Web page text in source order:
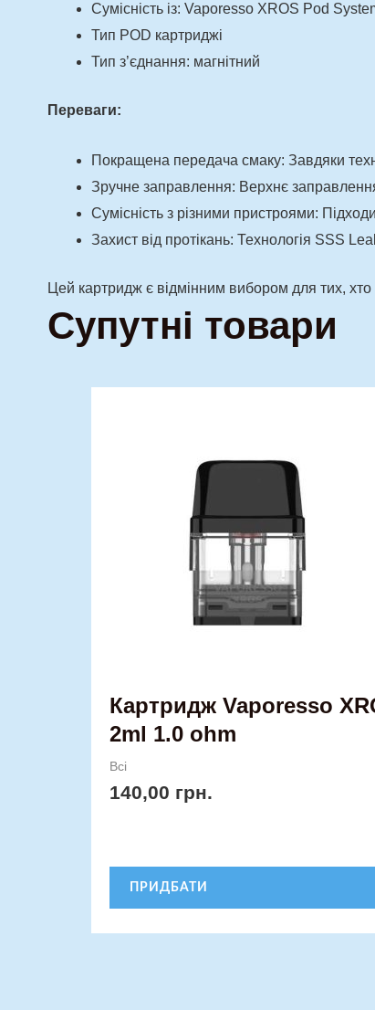
Сумісність із: Vaporesso XROS Pod
Тип POD картриджі
Тип з’єднання: магнітний
Переваги:
Покращена передача смаку: Завдяки
Зручне заправлення: Верхнє
Сумісність з різними пристроями:
Захист від протікань: Технологія SSS
Цей картридж є відмінним вибором для тих,
Супутні товари
Картридж Vaporesso
2ml 1.0 ohm
Всі
140,00 грн.
ПРИДБАТИ